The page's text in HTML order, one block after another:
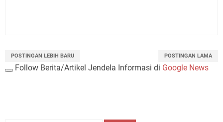
POSTINGAN LEBIH BARU POSTINGAN LAMA
Follow Berita/Artikel Jendela Informasi di Google News